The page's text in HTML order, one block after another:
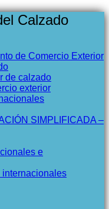
Calzado
de Comercio Exterior
de calzado
exterior
SIMPLIFICADA –
e
internacionales